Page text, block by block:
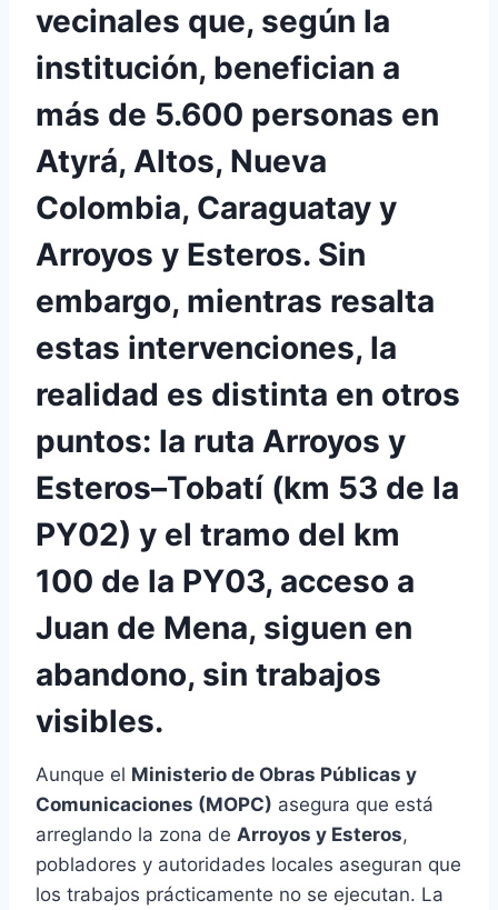
vecinales que, según la
institución, benefician a
más de 5.600 personas en
Atyrá, Altos, Nueva
Colombia, Caraguatay y
Arroyos y Esteros. Sin
embargo, mientras resalta
estas intervenciones, la
realidad es distinta en otros
puntos: la ruta Arroyos y
Esteros–Tobatí (km 53 de la
PY02) y el tramo del km
100 de la PY03, acceso a
Juan de Mena, siguen en
abandono, sin trabajos
visibles.
Aunque el Ministerio de Obras Públicas y
Comunicaciones (MOPC) asegura que está
arreglando la zona de Arroyos y Esteros,
pobladores y autoridades locales aseguran que
los trabajos prácticamente no se ejecutan. La